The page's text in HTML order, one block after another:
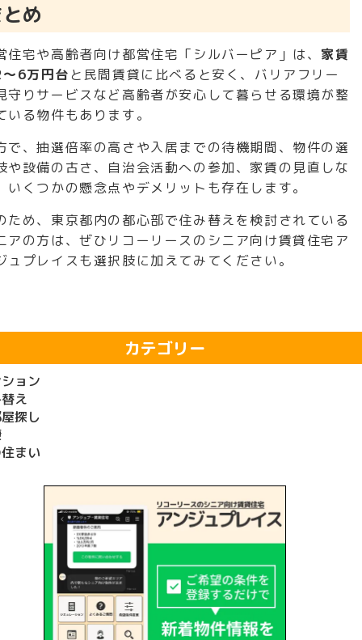
カテゴリー
ョン
え
探し
まい
め
住宅や高齢者向け都営住宅「シルバーピア」は、 家賃
6万円台と民間賃貸に比べると安く、バリアフリー
守りサービスなど高齢者が安心して暮らせる環境が整
いる物件もあります。
で、抽選倍率の高さや入居までの待機期間、物件の選
や設備の古さ、自治会活動への参加、家賃の見直しな
いくつかの懸念点やデメリットも存在します。
ため、東京都内の都心部で住み替えを検討されている
アの方は、ぜひリコーリースのシニア向け賃貸住宅 ア
ュプレイスも選択肢に加えてみてください。